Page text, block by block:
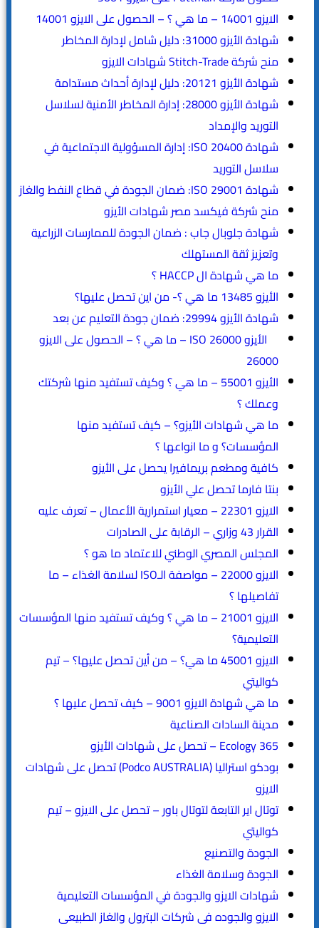
الايزو 14001 – ما هي ؟ – الحصول على الايزو 14001
شهادة الأيزو 31000: دليل شامل لإدارة المخاطر
منح شركة Stitch-Trade شهادات الايزو
شهادة الأيزو 20121: دليل لإدارة أحداث مستدامة
شهادة الأيزو 28000: إدارة المخاطر الأمنية لسلاسل
التوريد والإمداد
شهادة ISO 20400: إدارة المسؤولية الاجتماعية في
سلاسل التوريد
شهادة ISO 29001: ضمان الجودة في قطاع النفط والغاز
منح شركة فيكسد مصر شهادات الأيزو
شهادة جلوبال جاب : ضمان الجودة للممارسات الزراعية
وتعزيز ثقة المستهلك
ما هي شهادة ال HACCP ؟
الأيزو 13485 ما هي ؟- من اين تحصل عليها؟
شهادة الأيزو 29994: ضمان جودة التعليم عن بعد
الأيزو ISO 26000 – ما هي ؟ – الحصول على الايزو
26000
الأيزو 55001 – ما هي ؟ وكيف تستفيد منها شركتك
وعملك ؟
ما هي شهادات الأيزو؟ – كيف تستفيد منها
المؤسسات؟ و ما انواعها ؟
كافية ومطعم بريمافيرا يحصل على الأيزو
بنتا فارما تحصل علي الأيزو
الايزو 22301 – معيار استمرارية الأعمال – تعرف عليه
القرار 43 وزاري – الرقابة على الصادرات
المجلس المصري الوطني للاعتماد ما هو ؟
الايزو 22000 – مواصفة الـISO لسلامة الغذاء – ما
تفاصيلها ؟
الايزو 21001 – ما هي ؟ وكيف تستفيد منها المؤسسات
التعليمية؟
الايزو 45001 ما هي؟ – من أين تحصل عليها؟ – تيم
كواليتي
ما هي شهادة الايزو 9001 – كيف تحصل عليها ؟
مدينة السادات الصناعية
365 Ecology – تحصل على شهادات الأيزو
بودكو استراليا (Podco AUSTRALIA) تحصل على شهادات
الايزو
توتال اير التابعة لتوتال باور – تحصل على الايزو – تيم
كواليتي
الجودة والتصنيع
الجودة وسلامة الغذاء
شهادات الايزو والجودة في المؤسسات التعليمية
الايزو والجوده فى شركات البترول والغاز الطبيعى